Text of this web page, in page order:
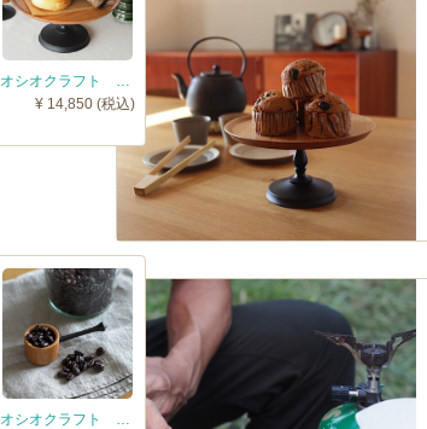
オシオクラフト コンポート皿 黒染め 桜 / osio craft
¥ 14,850 (税込)
オシオクラフト コーヒーメジャースプーン 黒染め S 桜 / osio craft